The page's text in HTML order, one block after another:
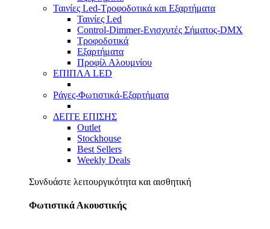
Ταινίες Led-Τροφοδοτικά και Εξαρτήματα
Ταινίες Led
Control-Dimmer-Ενισχυτές Σήματος-DMX
Τροφοδοτικά
Εξαρτήματα
Προφίλ Αλουμνίου
ΕΠΙΠΛΑ LED
Ράγες-Φωτιστικά-Εξαρτήματα
ΔΕΙΤΕ ΕΠΙΣΗΣ
Outlet
Stockhouse
Best Sellers
Weekly Deals
Συνδυάστε λειτουργικότητα και αισθητική
Φωτιστικά Ακουστικής